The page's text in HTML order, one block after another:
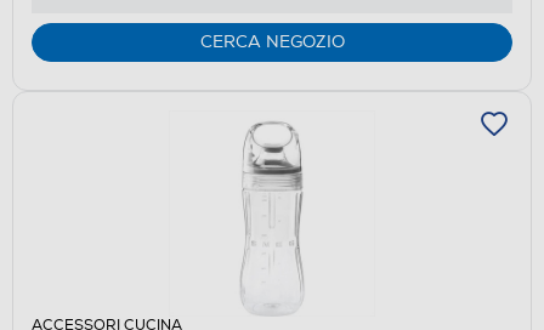
CERCA NEGOZIO
ACCESSORI CUCINA